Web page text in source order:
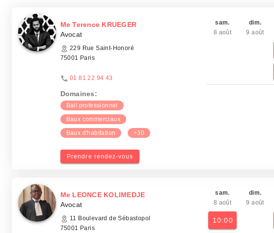
Me Terence KRUEGER
Avocat
229 Rue Saint-Honoré
75001 Paris
01 81 22 94 43
Domaines:
Bail professionnel
Baux commerciaux
Baux d'habitation
+30
Prendre rendez-vous
sam.
8 août
dim.
9 août
Me LEONCE KOLIMEDJE
Avocat
11 Boulevard de Sébastopol
75001 Paris
sam.
8 août
10:00
dim.
9 août